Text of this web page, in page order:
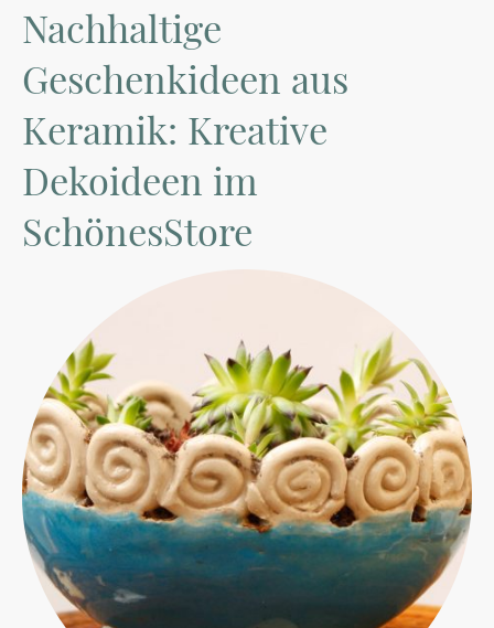
Nachhaltige
Geschenkideen aus
Keramik: Kreative
Dekoideen im
SchönesStore